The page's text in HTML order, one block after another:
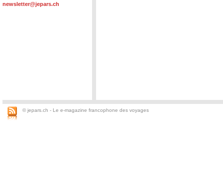
newsletter@jepars.ch
© jepars.ch - Le e-magazine francophone des voyages